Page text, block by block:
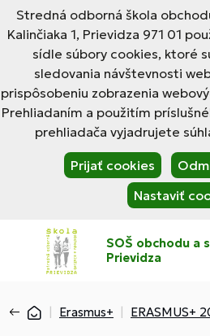
Stredná odborná škola
Kalinčiaka 1, Prievidza 971 01
sídle súbory cookies, ktoré
sledovania návštevnosti
prispôsobeniu zobrazenia
Prehliadaním a použitím
prehliadača vyjadrujete
Prijať cookies
Nastaviť
SOŠ obchodu a
Prievidza
Erasmus+ ERASMUS+